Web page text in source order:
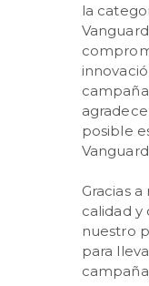
la
posible
Gracias
calidad
nuestro
para